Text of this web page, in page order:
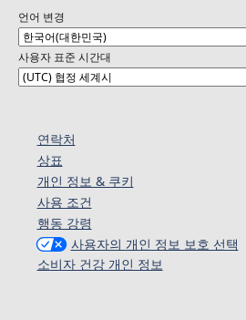
언어 변경
사용자 표준 시간대
연락처
상표
개인 정보 & 쿠키
사용 조건
행동 강령
사용자의 개인 정보 보호 선택
소비자 건강 개인 정보